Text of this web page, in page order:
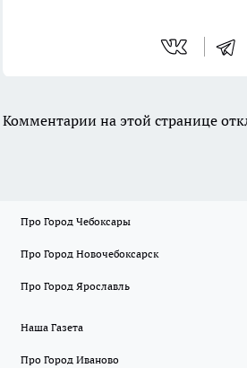
Комментарии на этой странице
Про Город Чебоксары
Про Город Новочебоксарск
Про Город Ярославль
Наша Газета
Про Город Иваново